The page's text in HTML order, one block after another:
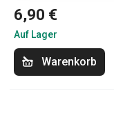
6,90 €
Auf Lager
Warenkorb